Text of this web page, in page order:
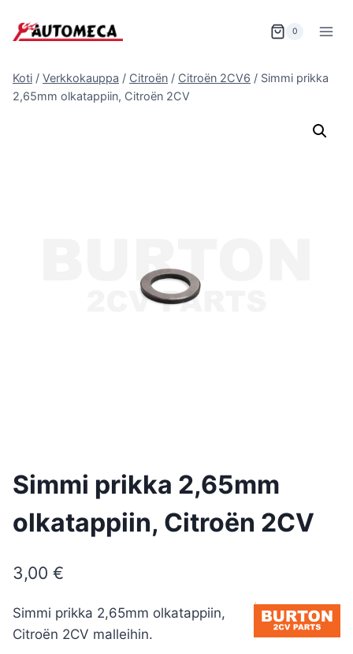
sisältöön
0
Koti / Verkkokauppa / Citroën / Citroën 2CV6 / Simmi prikka
2,65mm olkatappiin, Citroën 2CV
Simmi prikka 2,65mm
olkatappiin, Citroën 2CV
3,00 €
Simmi prikka 2,65mm olkatappiin,
Citroën 2CV malleihin.